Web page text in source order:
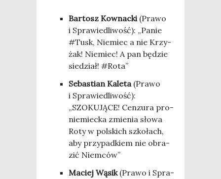
Bar­tosz Kow­nac­ki(Pra­wo
i Spra­wie­dli­wość): „Panie
#Tusk, Nie­miec a nie Krzy­
żak! Nie­miec! A pan będzie
sie­dział! #Rota”
Seba­stian Kale­ta(Pra­wo
i Spra­wie­dli­wość):
„SZOKUJĄCE! Cen­zu­ra pro­
nie­miec­ka zmie­nia sło­wa
Roty w pol­skich szko­łach,
aby przy­pad­kiem nie obra­
zić Niemców”
Maciej Wąsik(Pra­wo i Spra­